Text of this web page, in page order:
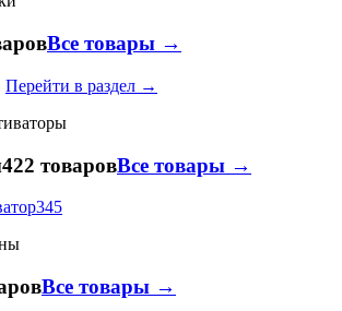
Все товары →
Перейти в раздел →
422 товаровВсе товары →
345
Все товары →